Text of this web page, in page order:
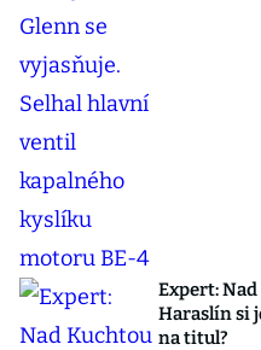
Expert:
Haraslín si
na titul?